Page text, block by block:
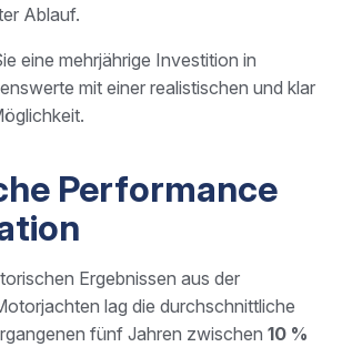
Ablauf.
eine mehrjährige Investition in
mit einer realistischen und klar
Performance
Ergebnissen aus der
lag die durchschnittliche
fünf Jahren zwischen 10 %